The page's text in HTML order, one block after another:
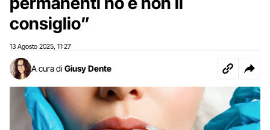
consiglio”
13 Agosto 2025 11:27
A cura di Giusy Dente